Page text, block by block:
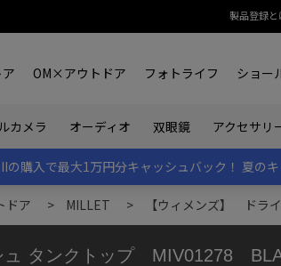
製品登録と
OM×アウトドア フォトライフ ショー
カメラ オーディオ 双眼鏡 アクセサリ
の購入で最大1万円分キャッシュバック！ 夏の
ドア > MILLET > 【ウィメンズ】 ドラ
ュ タンクトップ MIV01278